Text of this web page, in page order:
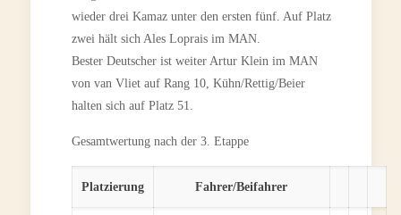
wieder drei Kamaz unter den ersten fünf. Auf Platz
zwei hält sich Ales Loprais im MAN.
Bester Deutscher ist weiter Artur Klein im MAN
von van Vliet auf Rang 10, Kühn/Rettig/Beier
halten sich auf Platz 51.
Gesamtwertung nach der 3. Etappe
Platzierung Fahrer/Beifahrer